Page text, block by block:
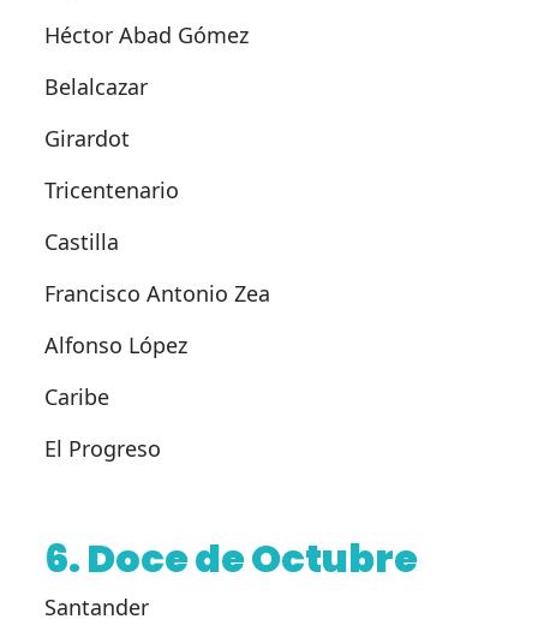
Héctor Abad Gómez
Belalcazar
Girardot
Tricentenario
Castilla
Francisco Antonio Zea
Alfonso López
Caribe
El Progreso
6. Doce de Octubre
Santander